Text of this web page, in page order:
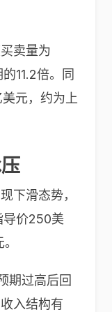
卖量为
11.2倍。同
元，约为上
下滑态势，
导价250美
期过高后回
入结构有